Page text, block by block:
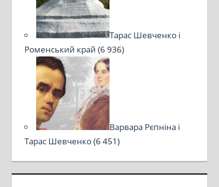
Тарас Шевченко і
Роменський край (6 936)
Варвара Рєпніна і
Тарас Шевченко(6 451)